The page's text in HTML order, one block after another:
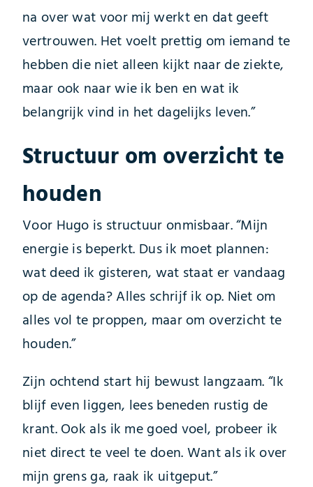
na over wat voor mij werkt en dat geeft
vertrouwen. Het voelt prettig om iemand te
hebben die niet alleen kijkt naar de ziekte,
maar ook naar wie ik ben en wat ik
belangrijk vind in het dagelijks leven.”
Structuur om overzicht te
houden
Voor Hugo is structuur onmisbaar. “Mijn
energie is beperkt. Dus ik moet plannen:
wat deed ik gisteren, wat staat er vandaag
op de agenda? Alles schrijf ik op. Niet om
alles vol te proppen, maar om overzicht te
houden.”
Zijn ochtend start hij bewust langzaam. “Ik
blijf even liggen, lees beneden rustig de
krant. Ook als ik me goed voel, probeer ik
niet direct te veel te doen. Want als ik over
mijn grens ga, raak ik uitgeput.”